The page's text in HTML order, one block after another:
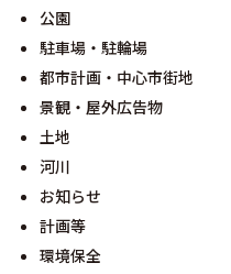
公園
駐車場・駐輪場
都市計画・中心市街地
景観・屋外広告物
土地
河川
お知らせ
計画等
環境保全